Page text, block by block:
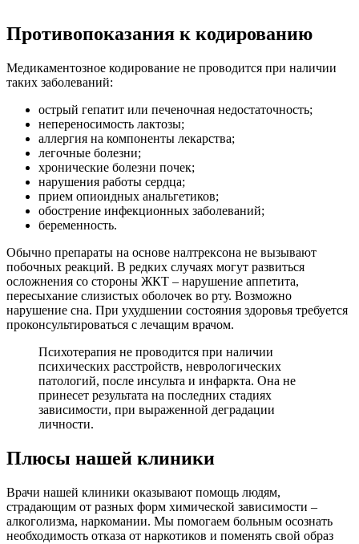
Противопоказания к кодированию
Медикаментозное кодирование не проводится при наличии
таких заболеваний:
острый гепатит или печеночная недостаточность;
непереносимость лактозы;
аллергия на компоненты лекарства;
легочные болезни;
хронические болезни почек;
нарушения работы сердца;
прием опиоидных анальгетиков;
обострение инфекционных заболеваний;
беременность.
Обычно препараты на основе налтрексона не вызывают
побочных реакций. В редких случаях могут развиться
осложнения со стороны ЖКТ – нарушение аппетита,
пересыхание слизистых оболочек во рту. Возможно
нарушение сна. При ухудшении состояния здоровья требуется
проконсультироваться с лечащим врачом.
Психотерапия не проводится при наличии
психических расстройств, неврологических
патологий, после инсульта и инфаркта. Она не
принесет результата на последних стадиях
зависимости, при выраженной деградации
личности.
Плюсы нашей клиники
Врачи нашей клиники оказывают помощь людям,
страдающим от разных форм химической зависимости –
алкоголизма, наркомании. Мы помогаем больным осознать
необходимость отказа от наркотиков и поменять свой образ